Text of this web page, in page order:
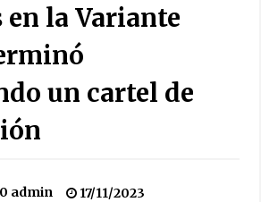
equipos de trabajo.
08/2026
provinciales y comunales
proyectos de obras hídricas para
Palmeras
06/08/2026
en la Variante
un cartel de
admin
17/11/2023